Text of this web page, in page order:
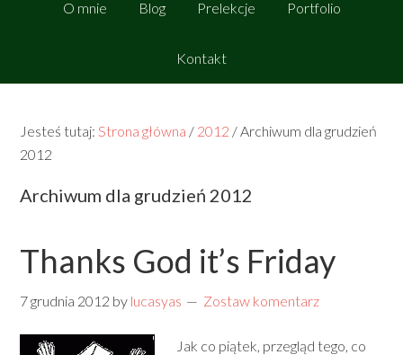
O mnie Blog Prelekcje Portfolio
Kontakt
Jesteś tutaj:Strona główna / 2012 /Archiwum dla grudzień
2012
Archiwum dla grudzień 2012
Thanks God it’s Friday
7 grudnia 2012 by lucasyas Zostaw komentarz
Jak co piątek, przegląd tego, co